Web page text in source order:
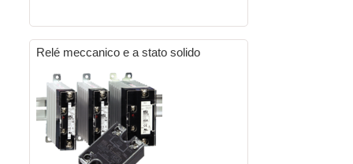
Relé meccanico e a stato solido